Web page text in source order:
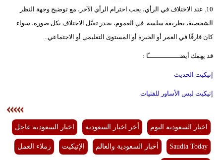
10. عند الاختلاف في الرأي، يجب احترام الرأي الآخر، مع توضيح وجهة النظر
الشخصية، بطريقة سلسة. في العموم، يجدر تقبّل الاختلاف بكل صوره، سواء
كان فارقًا في العمر أو الخبرة أو المستوى التعليمي أو الاجتماعي...
قد يهمك أيضــــــــــــــــًا :
إتيكيت الحديث
إتيكيت لبس الأساور للفتيات
اخبار السعودية اليوم أخر اخبار السعودية اخبار السعودية عاجل
Saudia Today أخبار السعودية والعالم الإتيكيت زملاء العمل